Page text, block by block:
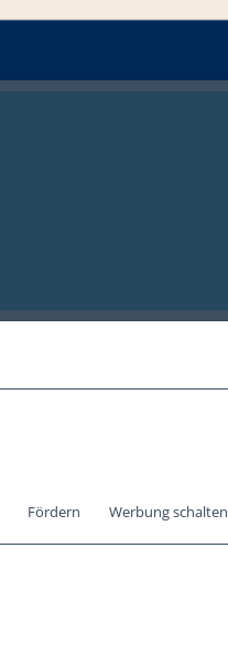
Fördern Werbung schalten